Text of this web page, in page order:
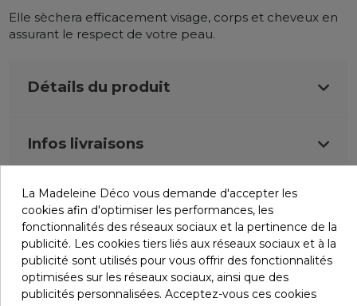
Elle sèchera efficacement visage, corps et cheveux en
assurant le respect de votre peau.
Détails du produit
Infos livraisons
Retours et remboursements
Avis (0)
La Madeleine Déco vous demande d'accepter les
cookies afin d'optimiser les performances, les
fonctionnalités des réseaux sociaux et la pertinence de la
publicité. Les cookies tiers liés aux réseaux sociaux et à la
publicité sont utilisés pour vous offrir des fonctionnalités
optimisées sur les réseaux sociaux, ainsi que des
publicités personnalisées. Acceptez-vous ces cookies